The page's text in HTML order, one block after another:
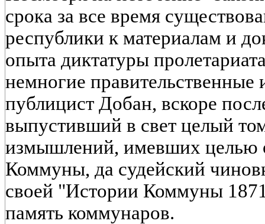
срока за все время
республики к материалам и
опыта диктатуры
немногие
публицист Добан, вскоре
выпустивший в свет целый
измышлений, имевших целью
Коммуны, да судейский
своей "Истории Коммуны
память коммунаров.